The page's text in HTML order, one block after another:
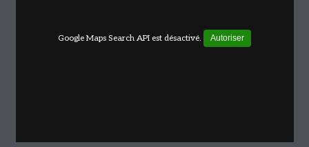
Google Maps Search API est désactivé. Autoriser